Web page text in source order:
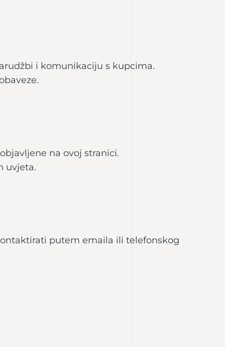
i komunikaciju s kupcima.
na ovoj stranici.
uvjeta.
putem emaila ili telefonskog